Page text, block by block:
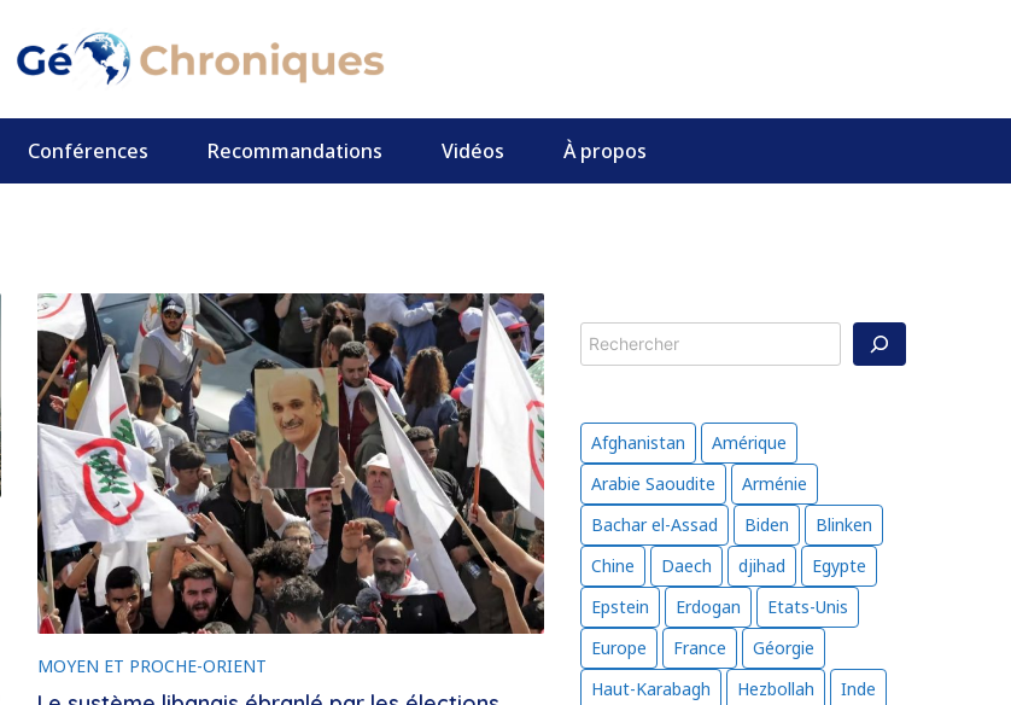
Conférences Recommandations Vidéos À propos
MOYEN ET PROCHE-ORIENT
Rechercher
Afghanistan
Amérique
Arabie Saoudite
Arménie
Bachar el-Assad
Biden
Blinken
Chine
Daech djihad
Egypte
Epstein
Erdogan
Etats-Unis
Europe
France
Géorgie
Haut-Karabagh
Hezbollah
Inde